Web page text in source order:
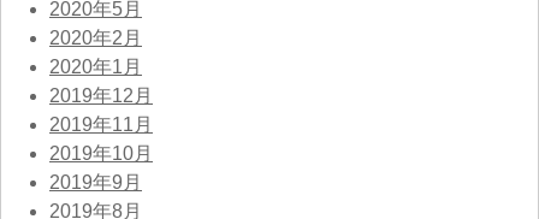
2020年5月
2020年2月
2020年1月
2019年12月
2019年11月
2019年10月
2019年9月
2019年8月